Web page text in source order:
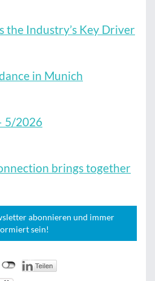
the Industry’s Key Driver
in Munich
5/2026
brings together
abonnieren und immer
sein!